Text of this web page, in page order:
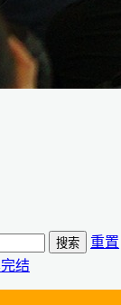
搜索
重置
结